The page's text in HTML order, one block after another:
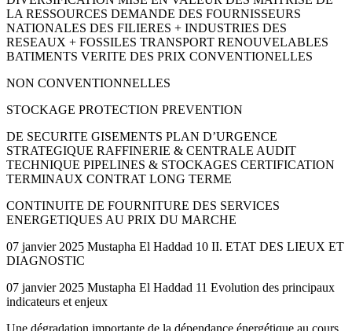
LA RESSOURCES DEMANDE DES FOURNISSEURS
NATIONALES DES FILIERES + INDUSTRIES DES
RESEAUX + FOSSILES TRANSPORT RENOUVELABLES
BATIMENTS VERITE DES PRIX CONVENTIONELLES
NON CONVENTIONNELLES
STOCKAGE PROTECTION PREVENTION
DE SECURITE GISEMENTS PLAN D’URGENCE
STRATEGIQUE RAFFINERIE & CENTRALE AUDIT
TECHNIQUE PIPELINES & STOCKAGES CERTIFICATION
TERMINAUX CONTRAT LONG TERME
CONTINUITE DE FOURNITURE DES SERVICES
ENERGETIQUES AU PRIX DU MARCHE
07 janvier 2025 Mustapha El Haddad 10 II. ETAT DES LIEUX ET
DIAGNOSTIC
07 janvier 2025 Mustapha El Haddad 11 Evolution des principaux
indicateurs et enjeux
Une dégradation importante de la dépendance énergétique au cours